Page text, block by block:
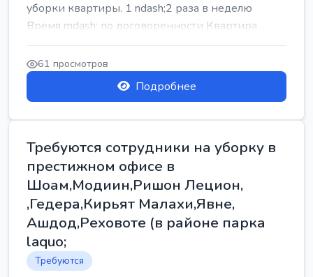
уборки квартиры. 1 ndash;2 раза в неделю
Время mdash; по договоренности Квартира ...
61 просмотров
Подробнее
Требуются сотрудники на уборку в
престижном офисе в
Шоам,Модиин,Ришон Лецион,
,Гедера,Кирьят Малахи,Явне,
Ашдод,Реховоте (в районе парка
laquo;
Требуются